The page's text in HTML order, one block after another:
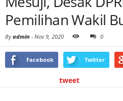
Pemilihan Wakil
Byadmin - Nov 9, 2020 0
Facebook Twitter
tweet